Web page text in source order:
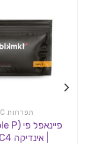
תפרחות THC
| אינדיקה T20/C4